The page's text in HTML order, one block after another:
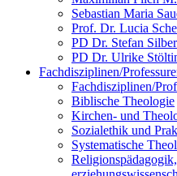
Sebastian Maria
Prof. Dr. Lucia
PD Dr. Stefan Silber
PD Dr. Ulrike
Fachdisziplinen/
Fachdisziplinen/
Biblische Theologie
Kirchen- und
Sozialethik und
Systematische